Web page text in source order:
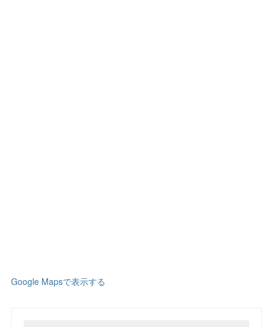
Google Mapsで表示する